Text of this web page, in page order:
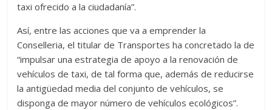
taxi ofrecido a la ciudadanía”.
Así, entre las acciones que va a emprender la
Conselleria, el titular de Transportes ha concretado la de
“impulsar una estrategia de apoyo a la renovación de
vehículos de taxi, de tal forma que, además de reducirse
la antigüedad media del conjunto de vehículos, se
disponga de mayor número de vehículos ecológicos”.